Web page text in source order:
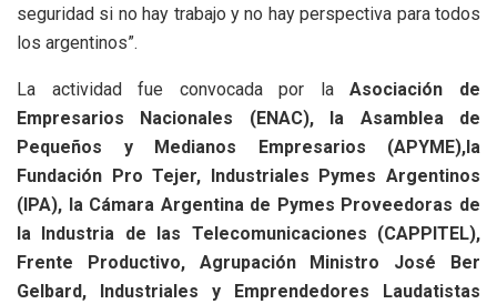
seguridad si no hay trabajo y no hay perspectiva para todos
los argentinos”.
La actividad fue convocada por laAsociación de
Empresarios Nacionales (ENAC), la Asamblea de
Pequeños y Medianos Empresarios (APYME),la
Fundación Pro Tejer, Industriales Pymes Argentinos
(IPA), la Cámara Argentina de Pymes Proveedoras de
la Industria de las Telecomunicaciones (CAPPITEL),
Frente Productivo, Agrupación Ministro José Ber
Gelbard, Industriales y Emprendedores Laudatistas